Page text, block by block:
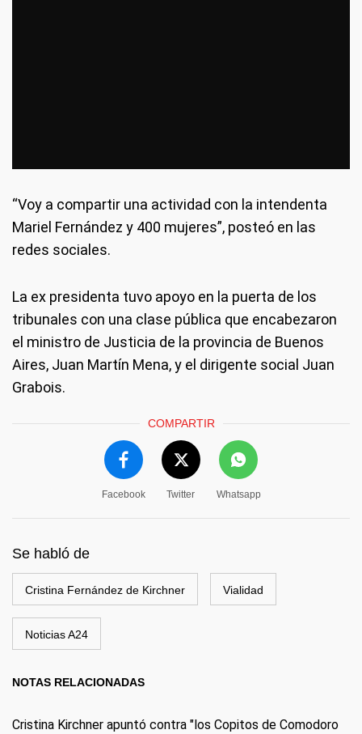
“Voy a compartir una actividad con la intendenta
Mariel Fernández y 400 mujeres”, posteó en las
redes sociales.
La ex presidenta tuvo apoyo en la puerta de los
tribunales con una clase pública que encabezaron
el ministro de Justicia de la provincia de Buenos
Aires, Juan Martín Mena, y el dirigente social Juan
Grabois.
COMPARTIR
Facebook Twitter Whatsapp
Se habló de
Cristina Fernández de Kirchner Vialidad
Noticias A24
NOTAS RELACIONADAS
Cristina Kirchner apuntó contra "los Copitos de Comodoro